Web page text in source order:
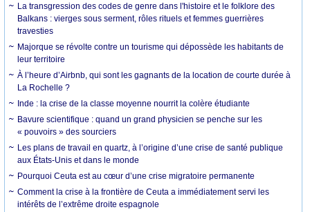
La transgression des codes de genre dans l'histoire et le folklore des
Balkans : vierges sous serment, rôles rituels et femmes guerrières
travesties
Majorque se révolte contre un tourisme qui dépossède les habitants de
leur territoire
À l’heure d’Airbnb, qui sont les gagnants de la location de courte durée à
La Rochelle ?
Inde : la crise de la classe moyenne nourrit la colère étudiante
Bavure scientifique : quand un grand physicien se penche sur les
« pouvoirs » des sourciers
Les plans de travail en quartz, à l’origine d’une crise de santé publique
aux États-Unis et dans le monde
Pourquoi Ceuta est au cœur d’une crise migratoire permanente
Comment la crise à la frontière de Ceuta a immédiatement servi les
intérêts de l’extrême droite espagnole